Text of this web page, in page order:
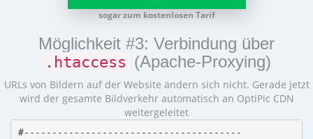
sogar zum kostenlosen Tarif
Möglichkeit #3: Verbindung über
.htaccess (Apache-Proxying)
URLs von Bildern auf der Website ändern sich nicht. Gerade jetzt
wird der gesamte Bildverkehr automatisch an OptiPic CDN
weitergeleitet
#---------------------------------------